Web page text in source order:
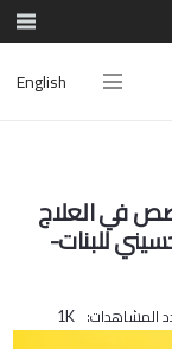
English
في العلاج
للبنات-
المشاهدات: 1K